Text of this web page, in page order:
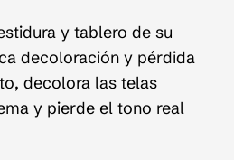
y tablero de su
decoloración y pérdida
decolora las telas
y pierde el tono real